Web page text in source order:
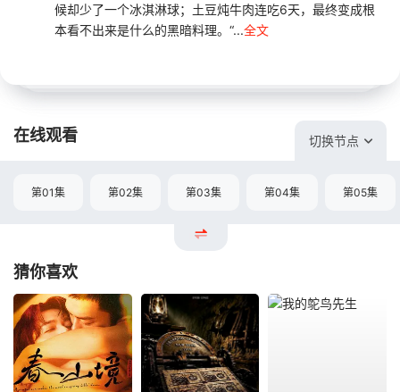
候却少了一个冰淇淋球；土豆炖牛肉连吃6天，最终变成根
本看不出来是什么的黑暗料理。“...全文
在线观看 切换节点
第01集 第02集 第03集 第04集 第05集
猜你喜欢